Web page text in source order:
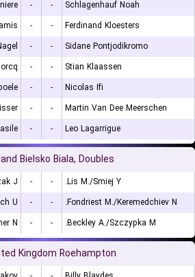
- -
Schlagenhauf Noah
- -
Ferdinand Kloesters
- -
Sidane Pontjodikromo
- -
Stian Klaassen
- -
Nicolas Ifi
- -
Martin Van Dee Meerschen
- - Leo Lagarrigue
Bielsko Biala, Doubles
J. - -
Lis M./Smiej Y.
U.
- -
Fondriest M./Keremedchiev N.
N.
- - Beckley A./Szczypka M.
Kingdom Roehampton